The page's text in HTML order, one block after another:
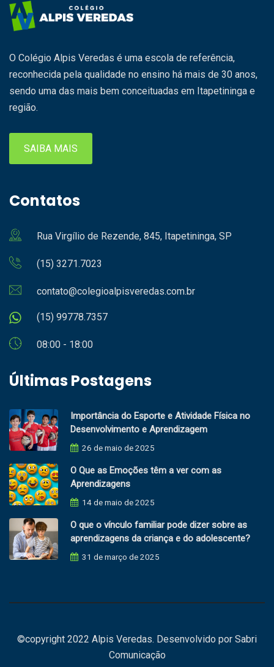
O Colégio Alpis Veredas é uma escola de referência,
reconhecida pela qualidade no ensino há mais de 30 anos,
sendo uma das mais bem conceituadas em Itapetininga e
região.
SAIBA MAIS
Contatos
Rua Virgílio de Rezende, 845, Itapetininga, SP
(15) 3271.7023
contato@colegioalpisveredas.com.br
(15) 99778.7357
08:00 - 18:00
Últimas Postagens
Importância do Esporte e Atividade Física no
Desenvolvimento e Aprendizagem
26 de maio de 2025
O Que as Emoções têm a ver com as
Aprendizagens
14 de maio de 2025
O que o vínculo familiar pode dizer sobre as
aprendizagens da criança e do adolescente?
31 de março de 2025
©copyright 2022 Alpis Veredas. Desenvolvido por Sabri
Comunicação